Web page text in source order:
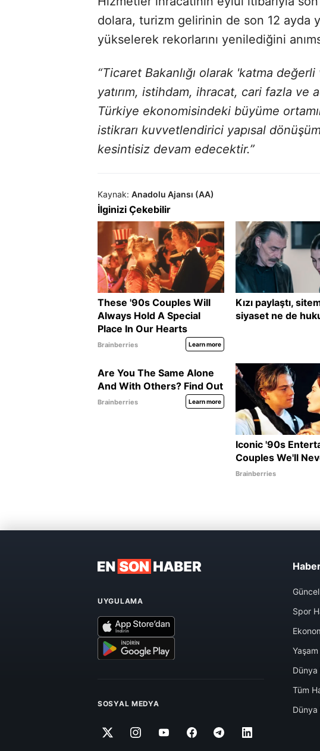
dolara, turizm gelirinin de son 12 ayda
yükselerek rekorlarını yenilediğini
“Ticaret Bakanlığı olarak 'katma
yatırım, istihdam, ihracat, cari fazla
Türkiye ekonomisindeki büyüme
istikrarı kuvvetlendirici yapısal
kesintisiz devam edecektir.”
Kaynak: Anadolu Ajansı (AA)
UYGULAMA
SOSYAL MEDYA
Spor
Tüm
Dünya